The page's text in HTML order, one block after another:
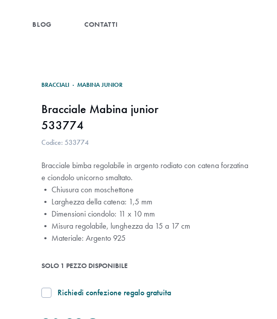
BLOG CONTATTI
BRACCIALI · MABINA JUNIOR
Bracciale Mabina junior
533774
Codice: 533774
Bracciale bimba regolabile in argento rodiato con catena forzatina
e ciondolo unicorno smaltato.
• Chiusura con moschettone
• Larghezza della catena: 1,5 mm
• Dimensioni ciondolo: 11 x 10 mm
• Misura regolabile, lunghezza da 15 a 17 cm
• Materiale: Argento 925
SOLO 1 PEZZO DISPONIBILE
Richiedi confezione regalo gratuita